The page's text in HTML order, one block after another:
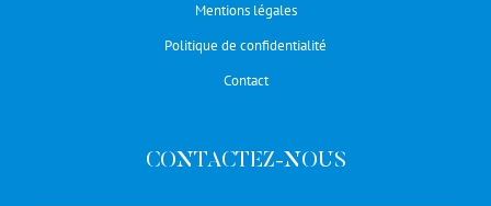
Mentions légales
Politique de confidentialité
Contact
CONTACTEZ-NOUS